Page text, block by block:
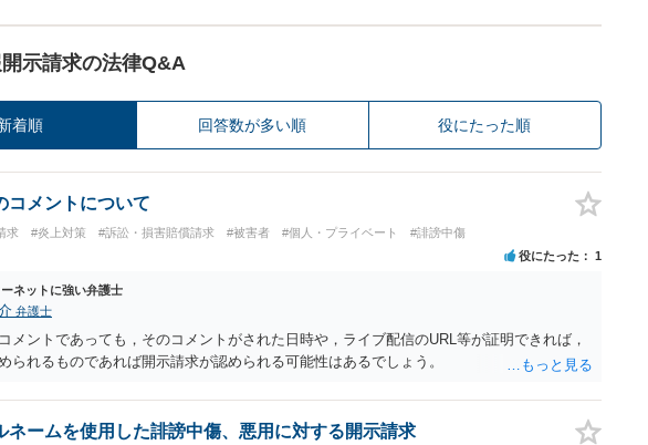
示請求の法律Q&A
着順 回答数が多い順 役にたった順
コメントについて
求 #炎上対策 #訴訟・損害賠償請求 #被害者 #個人・プライベート #誹謗中傷
役にたった 1
ネットに強い弁護士
弁護士
メントであっても，そのコメントがされた日時や，ライブ配信のURL等が証明できれば，
られるものであれば開示請求が認められる可能性はあるでしょう。
ネームを使用した誹謗中傷、悪用に対する開示請求